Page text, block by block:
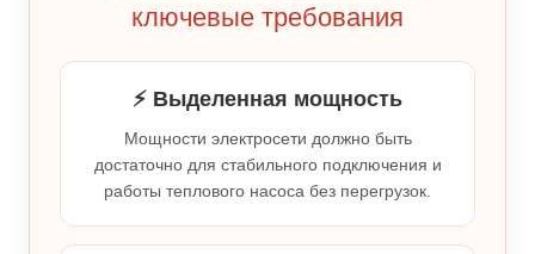
ключевые требования
⚡ Выделенная мощность
Мощности электросети должно быть
достаточно для стабильного подключения и
работы теплового насоса без перегрузок.